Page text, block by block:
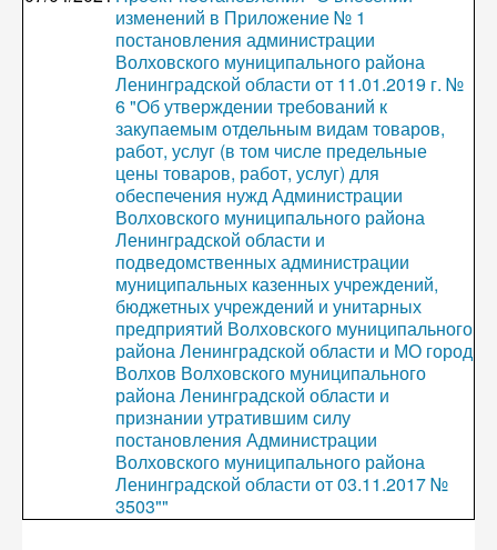
изменений в Приложение № 1
постановления администрации
Волховского муниципального района
Ленинградской области от 11.01.2019 г. №
6 "Об утверждении требований к
закупаемым отдельным видам товаров,
работ, услуг (в том числе предельные
цены товаров, работ, услуг) для
обеспечения нужд Администрации
Волховского муниципального района
Ленинградской области и
подведомственных администрации
муниципальных казенных учреждений,
бюджетных учреждений и унитарных
предприятий Волховского муниципального
района Ленинградской области и МО город
Волхов Волховского муниципального
района Ленинградской области и
признании утратившим силу
постановления Администрации
Волховского муниципального района
Ленинградской области от 03.11.2017 №
3503""